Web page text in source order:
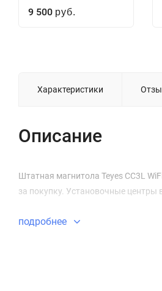
9 500 руб.
Характеристики
Описание
Штатная магнитола Teyes CC3L
за покупку. Установочные центры
подробнее